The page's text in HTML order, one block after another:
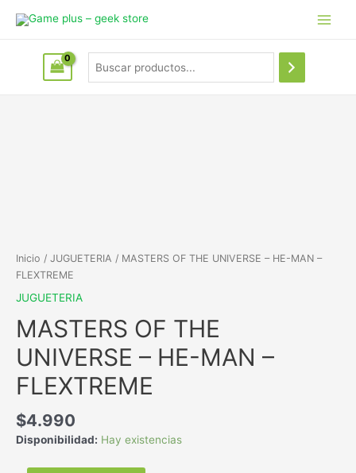
Inicio / JUGUETERIA / MASTERS OF THE UNIVERSE – HE-MAN –
FLEXTREME
JUGUETERIA
MASTERS OF THE
UNIVERSE – HE-MAN –
FLEXTREME
$4.990
Disponibilidad: Hay existencias